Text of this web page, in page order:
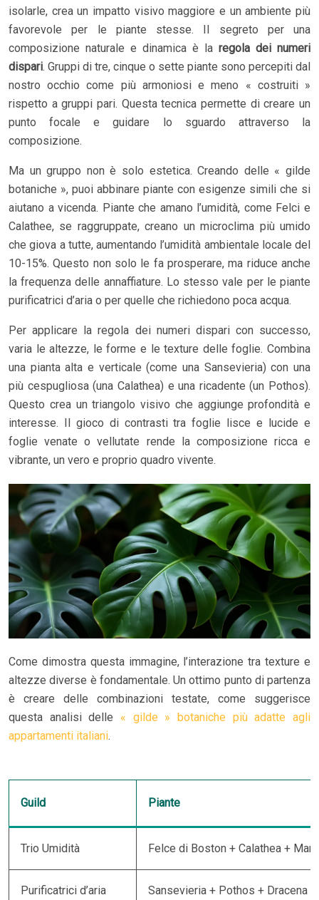
isolarle, crea un impatto visivo maggiore e un ambiente più
favorevole per le piante stesse. Il segreto per una
composizione naturale e dinamica è la regola dei numeri
dispari. Gruppi di tre, cinque o sette piante sono percepiti dal
nostro occhio come più armoniosi e meno « costruiti »
rispetto a gruppi pari. Questa tecnica permette di creare un
punto focale e guidare lo sguardo attraverso la
composizione.
Ma un gruppo non è solo estetica. Creando delle « gilde
botaniche », puoi abbinare piante con esigenze simili che si
aiutano a vicenda. Piante che amano l’umidità, come Felci e
Calathee, se raggruppate, creano un microclima più umido
che giova a tutte, aumentando l’umidità ambientale locale del
10-15%. Questo non solo le fa prosperare, ma riduce anche
la frequenza delle annaffiature. Lo stesso vale per le piante
purificatrici d’aria o per quelle che richiedono poca acqua.
Per applicare la regola dei numeri dispari con successo,
varia le altezze, le forme e le texture delle foglie. Combina
una pianta alta e verticale (come una Sansevieria) con una
più cespugliosa (una Calathea) e una ricadente (un Pothos).
Questo crea un triangolo visivo che aggiunge profondità e
interesse. Il gioco di contrasti tra foglie lisce e lucide e
foglie venate o vellutate rende la composizione ricca e
vibrante, un vero e proprio quadro vivente.
Come dimostra questa immagine, l’interazione tra texture e
altezze diverse è fondamentale. Un ottimo punto di partenza
è creare delle combinazioni testate, come suggerisce
questa analisi delle « gilde » botaniche più adatte agli
appartamenti italiani.
Guild Piante
Trio Umidità Felce di Boston + Calathea +
Purificatrici d’aria Sansevieria + Pothos + Dracena